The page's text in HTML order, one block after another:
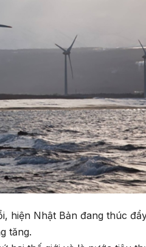
hiện Nhật Bản đang thúc
tăng.